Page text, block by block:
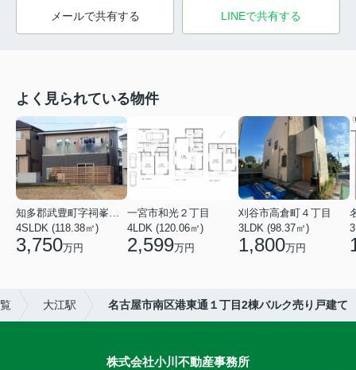
メールで共有する LINEで共有する
よく見られている物件
知多郡武豊町字祠峯３丁目
4SLDK (118.38㎡)
3,750万円
一宮市和光２丁目
4LDK (120.06㎡)
2,599万円
刈谷市高倉町４丁目
3LDK (98.37㎡)
1,800万円
大江駅 名古屋市南区港東通１丁目2棟バルク売り戸建て
株式会社小川不動産事務所